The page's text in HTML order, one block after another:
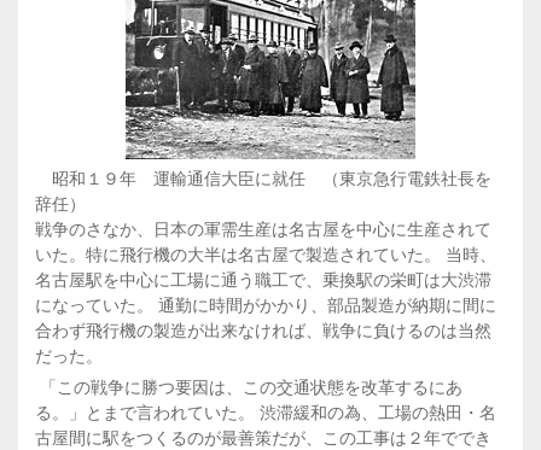
昭和１９年 運輸通信大臣に就任 （東京急行電鉄社長を
辞任）
戦争のさなか、日本の軍需生産は名古屋を中心に生産されて
いた。特に飛行機の大半は名古屋で製造されていた。 当時、
名古屋駅を中心に工場に通う職工で、乗換駅の栄町は大渋滞
になっていた。 通勤に時間がかかり、部品製造が納期に間に
合わず飛行機の製造が出来なければ、戦争に負けるのは当然
だった。
「この戦争に勝つ要因は、この交通状態を改革するにあ
る。」とまで言われていた。 渋滞緩和の為、工場の熱田・名
古屋間に駅をつくるのが最善策だが、この工事は２年ででき